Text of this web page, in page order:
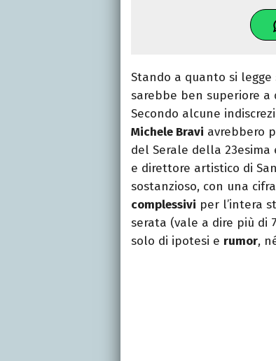
Stando a quanto si legge
sarebbe ben superiore
Secondo alcune
Michele Bravi avrebbero
del Serale della 23esima
e direttore artistico di
sostanzioso, con una
complessivi per l’intera
serata (vale a dire più di
solo di ipotesi e rumor,